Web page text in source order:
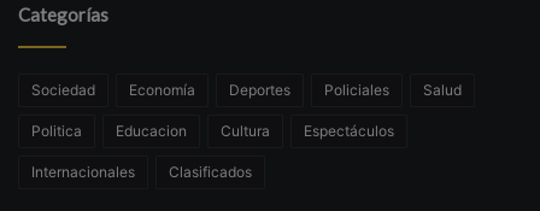
Categorías
Sociedad Economía Deportes Policiales Salud
Politica Educacion Cultura Espectáculos
Internacionales Clasificados